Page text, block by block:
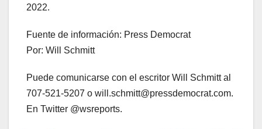
2022.
Fuente de información: Press Democrat
Por: Will Schmitt
Puede comunicarse con el escritor Will Schmitt al
707-521-5207 o will.schmitt@pressdemocrat.com.
En Twitter @wsreports.